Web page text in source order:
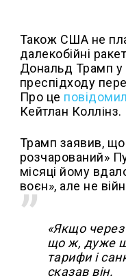
Також США не
далекобійні
Дональд Трамп у
преспідходу
Про це
Кейтлан Коллінз.
Трамп заявив,
розчарований»
місяці йому
воєн», але не
«Якщо через
що ж, дуже
тарифи і
сказав він.